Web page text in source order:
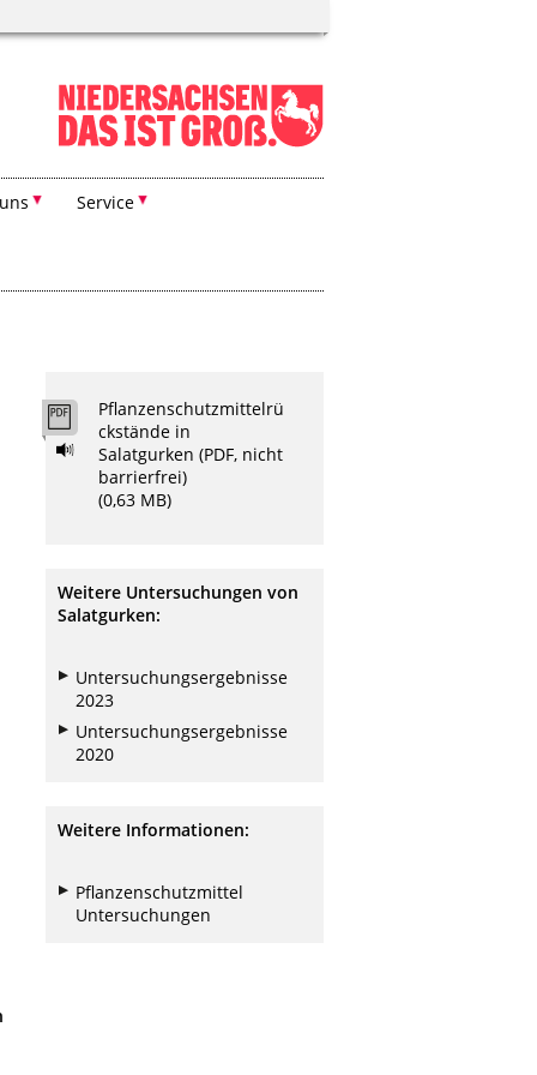
Service
Pflanzenschutzmittelrü
ckstände in
Salatgurken (PDF, nicht
barrierfrei)
(0,63 MB)
Weitere Untersuchungen von
Salatgurken:
Untersuchungsergebnisse
2023
Untersuchungsergebnisse
2020
Weitere Informationen:
Pflanzenschutzmittel
Untersuchungen